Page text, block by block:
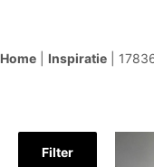
Home Inspiratie
Filter